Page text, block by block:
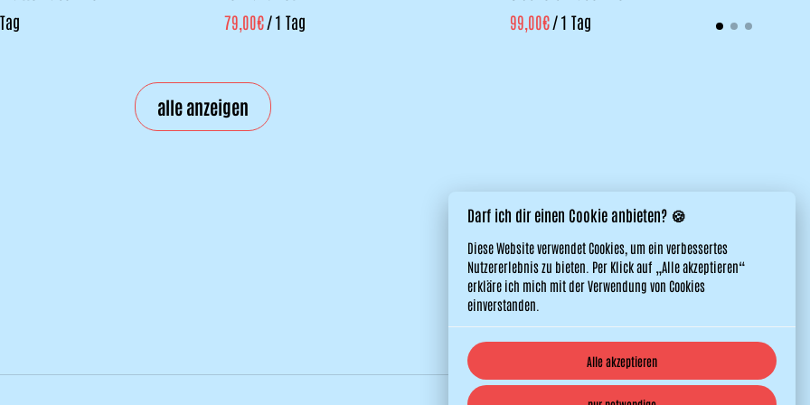
/ /
alle anzeigen
Darf ich dir einen Cookie anbieten? 🍪
Diese Website verwendet Cookies, um ein verbessertes
Nutzererlebnis zu bieten. Per Klick auf „Alle akzeptieren“
erkläre ich mich mit der Verwendung von Cookies
einverstanden.
Alle akzeptieren